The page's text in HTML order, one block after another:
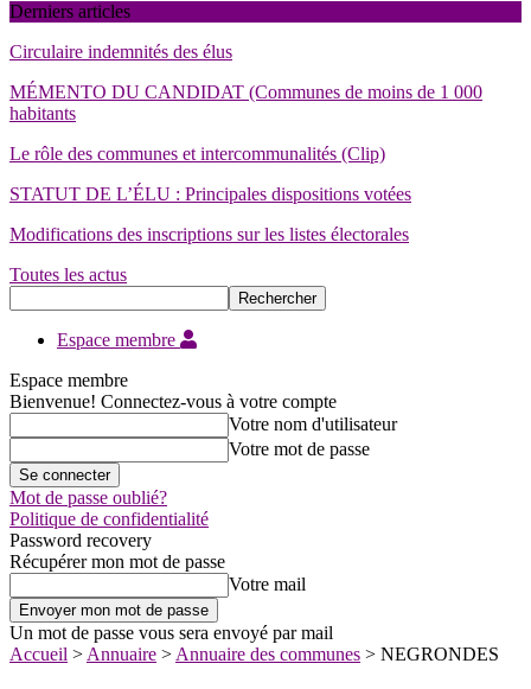
Derniers articles
Circulaire indemnités des élus
MÉMENTO DU CANDIDAT (Communes de moins de 1 000
habitants
Le rôle des communes et intercommunalités (Clip)
STATUT DE L’ÉLU : Principales dispositions votées
Modifications des inscriptions sur les listes électorales
Toutes les actus
Espace membre
Espace membre
Bienvenue! Connectez-vous à votre compte
Votre nom d'utilisateur
Votre mot de passe
Mot de passe oublié?
Politique de confidentialité
Password recovery
Récupérer mon mot de passe
Votre mail
Un mot de passe vous sera envoyé par mail
Accueil > Annuaire > Annuaire des communes > NEGRONDES